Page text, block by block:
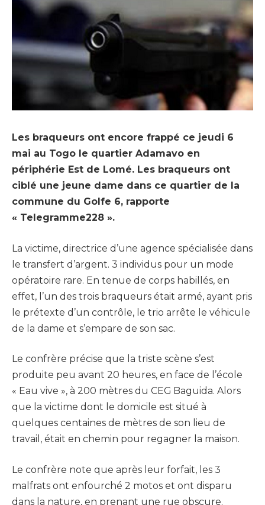
Les braqueurs ont encore frappé ce jeudi 6
mai au Togo le quartier Adamavo en
périphérie Est de Lomé. Les braqueurs ont
ciblé une jeune dame dans ce quartier de la
commune du Golfe 6, rapporte
« Telegramme228 ».
La victime, directrice d’une agence spécialisée dans
le transfert d’argent. 3 individus pour un mode
opératoire rare. En tenue de corps habillés, en
effet, l’un des trois braqueurs était armé, ayant pris
le prétexte d’un contrôle, le trio arrête le véhicule
de la dame et s’empare de son sac.
Le confrère précise que la triste scène s’est
produite peu avant 20 heures, en face de l’école
« Eau vive », à 200 mètres du CEG Baguida. Alors
que la victime dont le domicile est situé à
quelques centaines de mètres de son lieu de
travail, était en chemin pour regagner la maison.
Le confrère note que après leur forfait, les 3
malfrats ont enfourché 2 motos et ont disparu
dans la nature, en prenant une rue obscure.